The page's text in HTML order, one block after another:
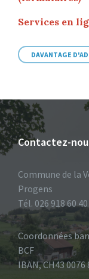
Services en
DAVANTAGE
Contactez-
Commune de la
Progens
Tél. 026 918 60
Coordonnées
BCF
IBAN, CH43 0076